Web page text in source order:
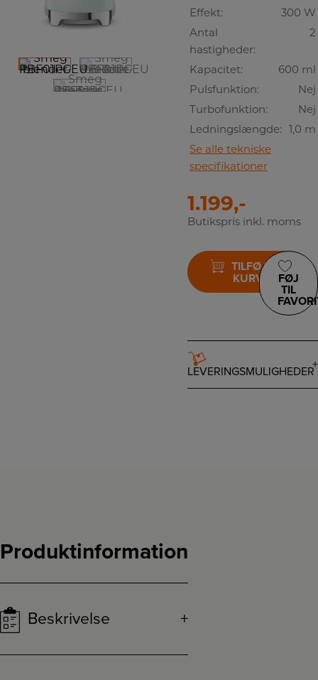
Effekt:
300 W
Antal
hastigheder:
2
Kapacitet:
600 ml
Pulsfunktion:
Nej
Turbofunktion:
Nej
Ledningslængde: 1,0 m
Se alle tekniske
specifikationer
1.199,-
Butikspris inkl. moms
TILFØJ TIL
KURV
FØJ
TIL
LEVERINGSMULIGHEDER
Produktinformation
Beskrivelse